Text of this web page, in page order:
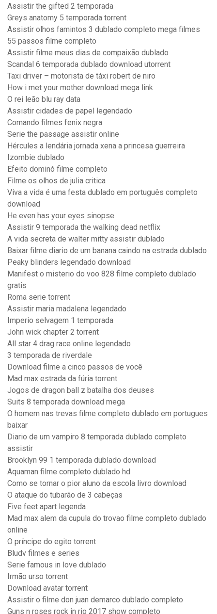
Assistir the gifted 2 temporada
Greys anatomy 5 temporada torrent
Assistir olhos famintos 3 dublado completo mega filmes
55 passos filme completo
Assistir filme meus dias de compaixão dublado
Scandal 6 temporada dublado download utorrent
Taxi driver – motorista de táxi robert de niro
How i met your mother download mega link
O rei leão blu ray data
Assistir cidades de papel legendado
Comando filmes fenix negra
Serie the passage assistir online
Hércules a lendária jornada xena a princesa guerreira
Izombie dublado
Efeito dominó filme completo
Filme os olhos de julia critica
Viva a vida é uma festa dublado em português completo
download
He even has your eyes sinopse
Assistir 9 temporada the walking dead netflix
A vida secreta de walter mitty assistir dublado
Baixar filme diario de um banana caindo na estrada dublado
Peaky blinders legendado download
Manifest o misterio do voo 828 filme completo dublado
gratis
Roma serie torrent
Assistir maria madalena legendado
Imperio selvagem 1 temporada
John wick chapter 2 torrent
All star 4 drag race online legendado
3 temporada de riverdale
Download filme a cinco passos de você
Mad max estrada da fúria torrent
Jogos de dragon ball z batalha dos deuses
Suits 8 temporada download mega
O homem nas trevas filme completo dublado em portugues
baixar
Diario de um vampiro 8 temporada dublado completo
assistir
Brooklyn 99 1 temporada dublado download
Aquaman filme completo dublado hd
Como se tornar o pior aluno da escola livro download
O ataque do tubarão de 3 cabeças
Five feet apart legenda
Mad max alem da cupula do trovao filme completo dublado
online
O príncipe do egito torrent
Bludv filmes e series
Serie famous in love dublado
Irmão urso torrent
Download avatar torrent
Assistir o filme don juan demarco dublado completo
Guns n roses rock in rio 2017 show completo